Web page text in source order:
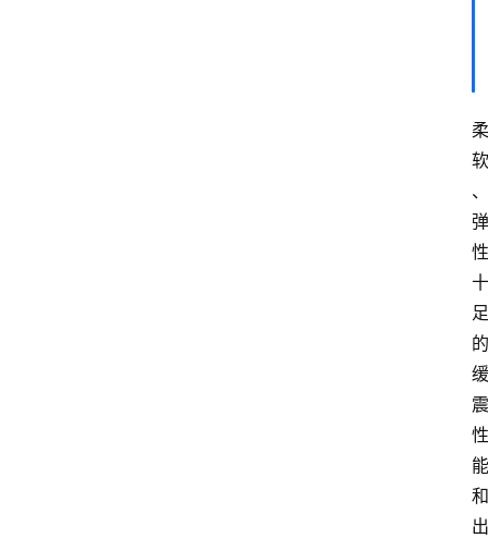
柔
软
、
弹
性
十
足
的
缓
震
性
能
和
出